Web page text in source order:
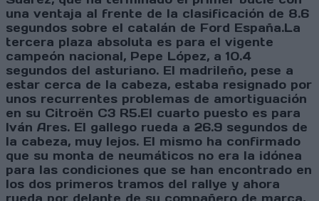
una ventaja al frente de la clasificación de 8.6
segundos sobre el catalán de Ford España.La
tercera plaza absoluta es para el vigente
campeón nacional, Pepe López, a 10.4
segundos del asturiano. El madrileño, pese a
estar cerca de la cabeza, estaba resignado por
unos recurrentes problemas de amortiguación
en su Citroën C3 R5.El cuarto puesto es para
Iván Ares. El gallego rueda a 26.9 segundos de
la cabeza, muy lejos. El mismo ha confirmado
que su monta de neumáticos no era la idónea
para las condiciones que se han encontrado en
los dos primeros tramos del rallye y ahora